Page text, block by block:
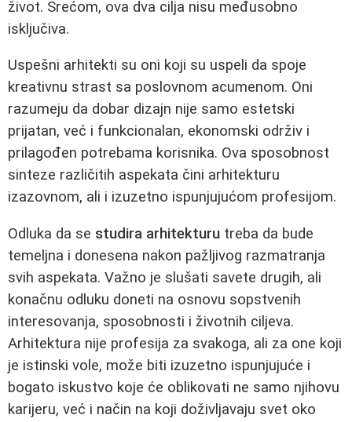
život. Srećom, ova dva cilja nisu međusobno
isključiva.
Uspešni arhitekti su oni koji su uspeli da spoje
kreativnu strast sa poslovnom acumenom. Oni
razumeju da dobar dizajn nije samo estetski
prijatan, već i funkcionalan, ekonomski održiv i
prilagođen potrebama korisnika. Ova sposobnost
sinteze različitih aspekata čini arhitekturu
izazovnom, ali i izuzetno ispunjujućom profesijom.
Odluka da se studira arhitekturu treba da bude
temeljna i donesena nakon pažljivog razmatranja
svih aspekata. Važno je slušati savete drugih, ali
konačnu odluku doneti na osnovu sopstvenih
interesovanja, sposobnosti i životnih ciljeva.
Arhitektura nije profesija za svakoga, ali za one koji
je istinski vole, može biti izuzetno ispunjujuće i
bogato iskustvo koje će oblikovati ne samo njihovu
karijeru, već i način na koji doživljavaju svet oko